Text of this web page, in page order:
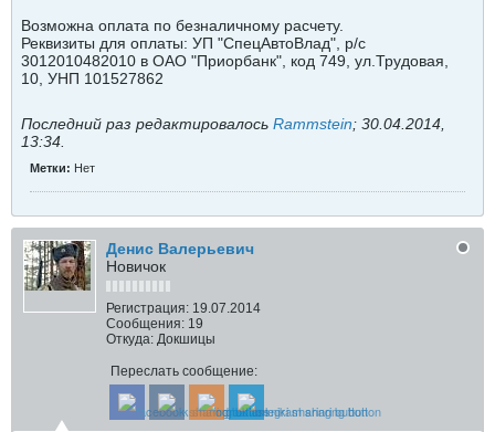
Возможна оплата по безналичному расчету.
Реквизиты для оплаты: УП "СпецАвтоВлад", р/с
3012010482010 в ОАО "Приорбанк", код 749, ул.Трудовая,
10, УНП 101527862
Последний раз редактировалось Rammstein; 30.04.2014,
13:34
Метки: Нет
Денис Валерьевич
Новичок
Регистрация: 19.07.2014
Сообщения: 19
Откуда: Докшицы
Переслать сообщение: